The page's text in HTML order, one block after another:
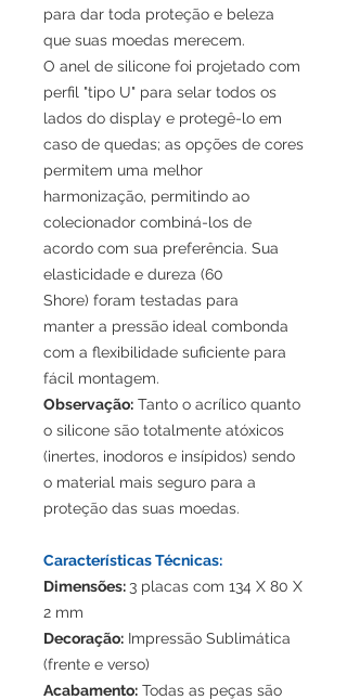
para dar toda proteção e beleza
que suas moedas merecem.
O anel de silicone foi projetado com
perfil "tipo U" para selar todos os
lados do display e protegê-lo em
caso de quedas; as opções de cores
permitem uma melhor
harmonização, permitindo ao
colecionador combiná-los de
acordo com sua preferência. Sua
elasticidade e dureza (60
Shore) foram testadas para
manter a pressão ideal combonda
com a flexibilidade suficiente para
fácil montagem.
Observação: Tanto o acrílico quanto
o silicone são totalmente atóxicos
(inertes, inodoros e insípidos) sendo
o material mais seguro para a
proteção das suas moedas.
Características Técnicas:
Dimensões: 3 placas com 134 X 80 X
2 mm
Decoração: Impressão Sublimática
(frente e verso)
Acabamento: Todas as peças são